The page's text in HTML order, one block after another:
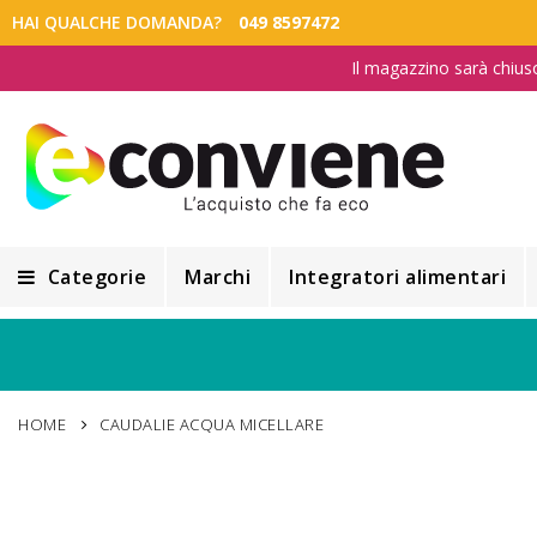
HAI QUALCHE DOMANDA? 049 8597472
Il magazzino sarà
Categorie
Alimentazione e Dietetica
Marchi Integratori alimentari
HOME CAUDALIE ACQUA MICELLARE